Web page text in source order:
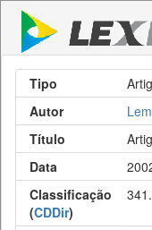
Tipo
Autor
Título
Data
Classificação
(CDDir)